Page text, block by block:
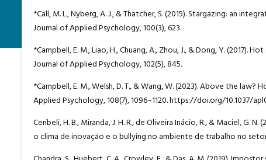
*Call, M. L., Nyberg, A. J., & Thatcher, S. (2015). Stargazing: an
Journal of Applied Psychology, 100(3), 623.
*Campbell, E. M., Liao, H., Chuang, A., Zhou, J., & Dong, Y.
Journal of Applied Psychology, 102(5), 845.
*Campbell, E. M., Welsh, D. T., & Wang, W. (2023). Above the
Applied Psychology, 108(7), 1096–1120. https://doi.org/10.1037/
Ceribeli, H. B., Miranda, J. H. R., de Oliveira Inácio, R., & Maciel, G.
o clima de inovação e o bullying no ambiente de trabalho no setor